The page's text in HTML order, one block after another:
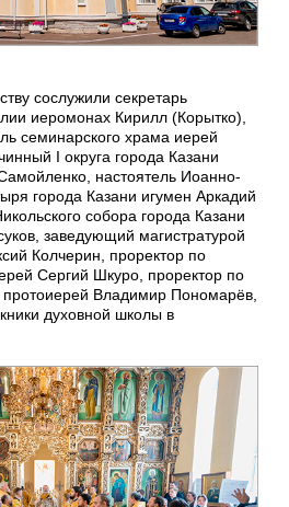
сослужили секретарь
иеромонах Кирилл (Корытко),
семинарского храма иерей
I округа города Казани
настоятель Иоанно-
города Казани игумен Аркадий
собора города Казани
заведующий магистратурой
Колчерин, проректор по
Сергий Шкуро, проректор по
протоиерей Владимир Пономарёв,
духовной школы в